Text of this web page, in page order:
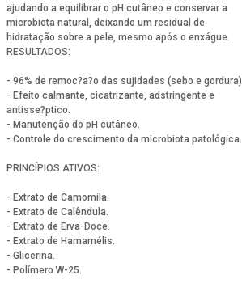
ajudando a equilibrar o pH cutâneo e conservar a
microbiota natural, deixando um residual de
hidratação sobre a pele, mesmo após o enxágue.
RESULTADOS:
- 96% de remoc?a?o das sujidades (sebo e gordura).
- Efeito calmante, cicatrizante, adstringente e
antisse?ptico.
- Manutenção do pH cutâneo.
- Controle do crescimento da microbiota patológica.
PRINCÍPIOS ATIVOS:
- Extrato de Camomila.
- Extrato de Calêndula.
- Extrato de Erva-Doce.
- Extrato de Hamamélis.
- Glicerina.
- Polímero W-25.